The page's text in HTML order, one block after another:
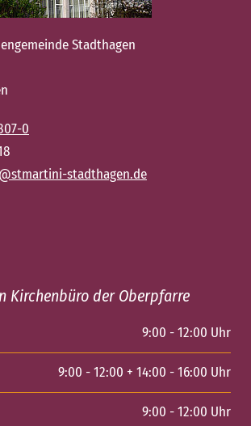
Stadthagen
0
stadthagen.de
Kirchenbüro der Oberpfarre
9:00 - 12:00 Uhr
9:00 - 12:00 + 14:00 - 16:00 Uhr
9:00 - 12:00 Uhr